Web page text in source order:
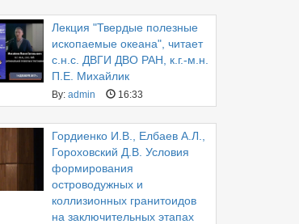
Лекция "Твердые полезные
ископаемые океана", читает
с.н.с. ДВГИ ДВО РАН, к.г.-м.н.
П.Е. Михайлик
By: admin 16:33
Гордиенко И.В., Елбаев А.Л.,
Гороховский Д.В. Условия
формирования
островодужных и
коллизионных гранитоидов
на заключительных этапах